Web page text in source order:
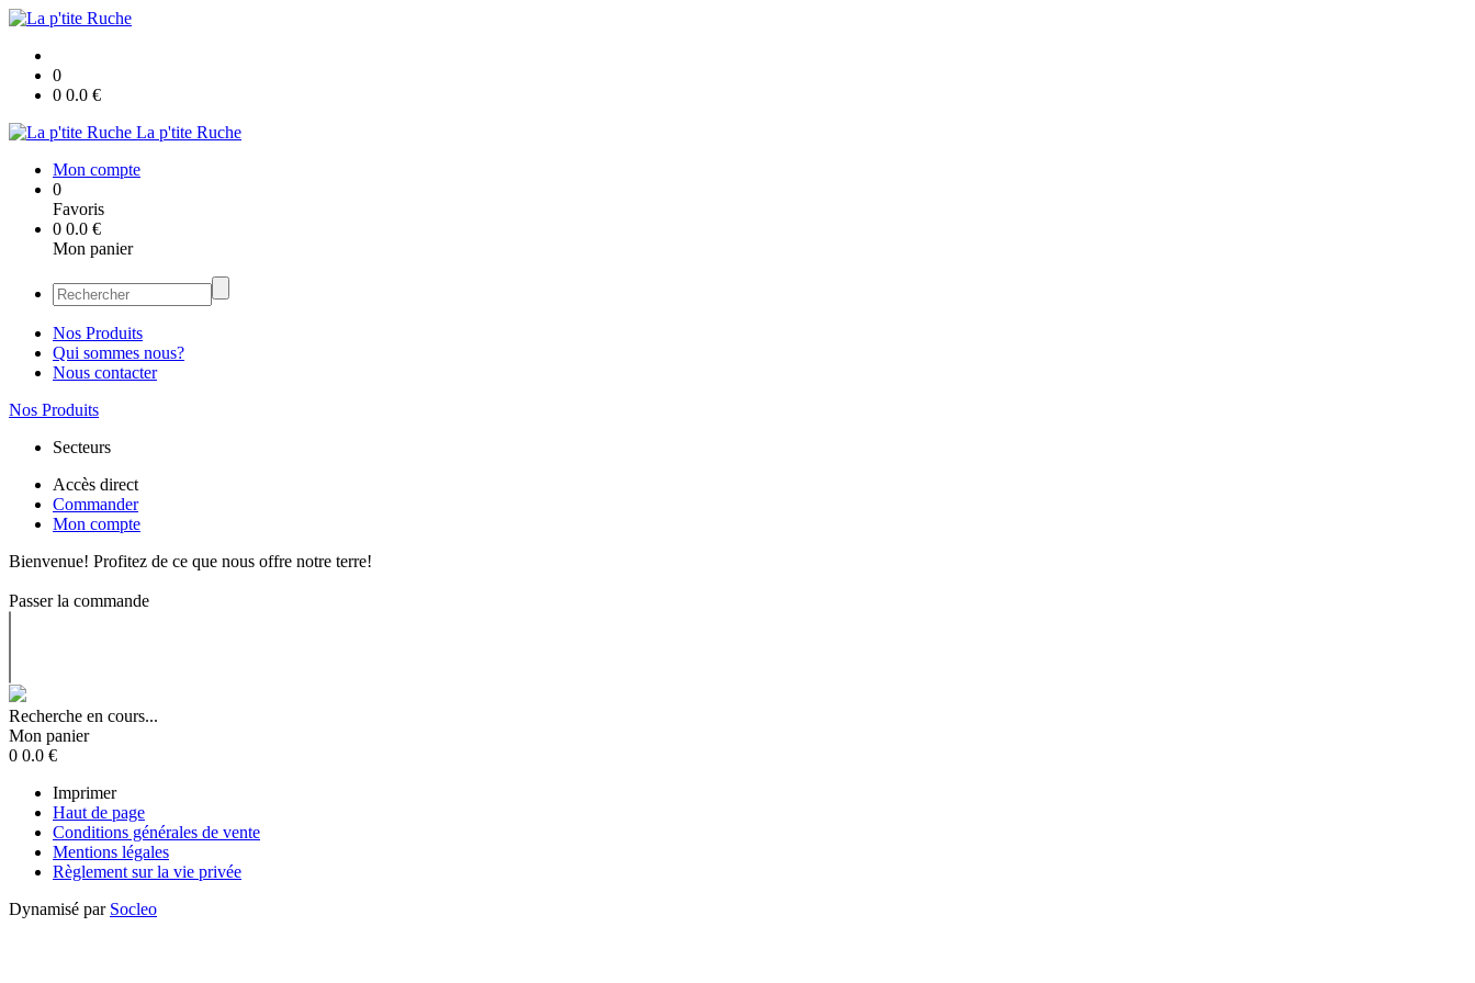
0
0 0.0 €
La p'tite Ruche
Mon compte
0
Favoris
0 0.0 €
Mon panier
Nos Produits
Qui sommes nous?
Nous contacter
Nos Produits
Secteurs
Accès direct
Commander
Mon compte
Bienvenue! Profitez de ce que nous offre notre terre!
Passer la commande
Recherche en cours...
Mon panier
0 0.0 €
Imprimer
Haut de page
Conditions générales de vente
Mentions légales
Règlement sur la vie privée
Dynamisé par Socleo